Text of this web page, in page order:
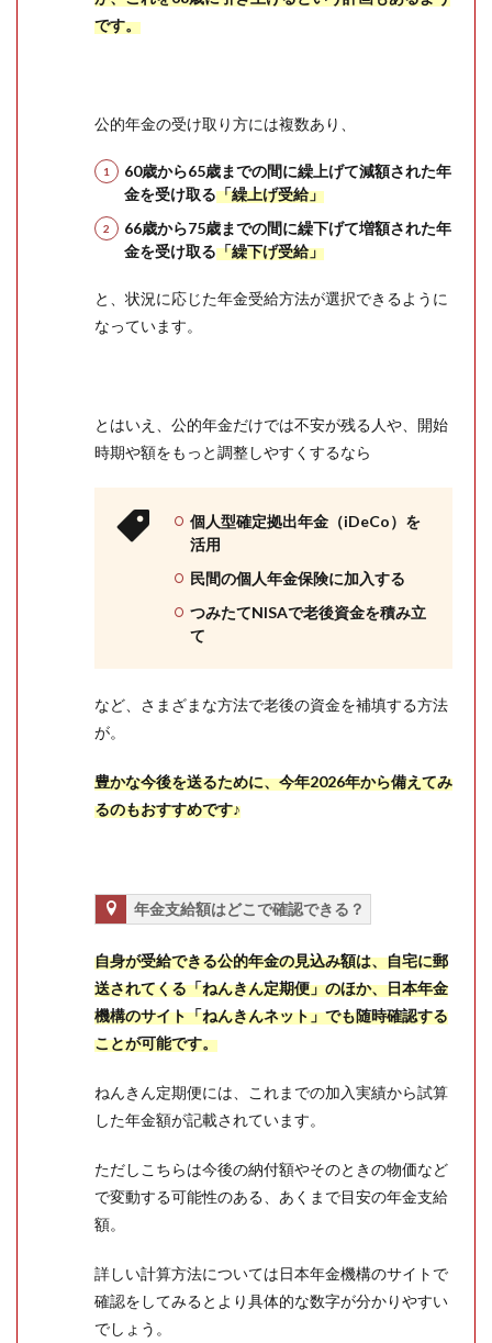
です。
公的年金の受け取り方には複数あり、
60歳から65歳までの間に繰上げて減額された年
金を受け取る「繰上げ受給」
66歳から75歳までの間に繰下げて増額された年
金を受け取る「繰下げ受給」
と、状況に応じた年金受給方法が選択できるように
なっています。
とはいえ、公的年金だけでは不安が残る人や、開始
時期や額をもっと調整しやすくするなら
個人型確定拠出年金（iDeCo）を
活用
民間の個人年金保険に加入する
つみたてNISAで老後資金を積み立
て
など、さまざまな方法で老後の資金を補填する方法
が。
豊かな今後を送るために、今年2026年から備えてみ
るのもおすすめです♪
年金支給額はどこで確認できる？
自身が受給できる公的年金の見込み額は、自宅に郵
送されてくる「ねんきん定期便」のほか、日本年金
機構のサイト「ねんきんネット」でも随時確認する
ことが可能です。
ねんきん定期便には、これまでの加入実績から試算
した年金額が記載されています。
ただしこちらは今後の納付額やそのときの物価など
で変動する可能性のある、あくまで目安の年金支給
額。
詳しい計算方法については日本年金機構のサイトで
確認をしてみるとより具体的な数字が分かりやすい
でしょう。